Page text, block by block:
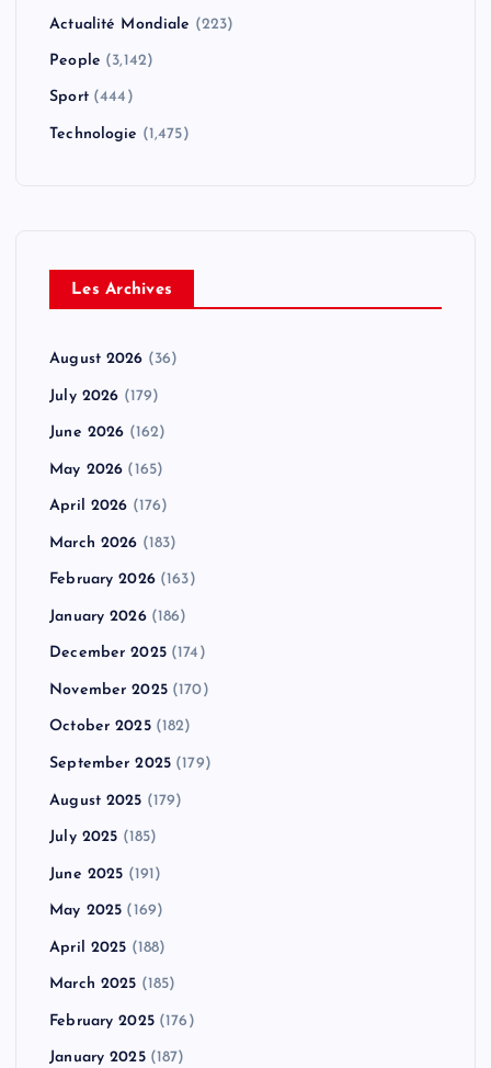
Actualité Mondiale (223)
People (3,142)
Sport(444)
Technologie (1,475)
Les Archives
August 2026 (36)
July 2026 (179)
June 2026 (162)
May 2026 (165)
April 2026 (176)
March 2026 (183)
February 2026(163)
January 2026(186)
December 2025(174)
November 2025(170)
October 2025(182)
September 2025 (179)
August 2025 (179)
July 2025 (185)
June 2025 (191)
May 2025 (169)
April 2025 (188)
March 2025 (185)
February 2025(176)
January 2025(187)